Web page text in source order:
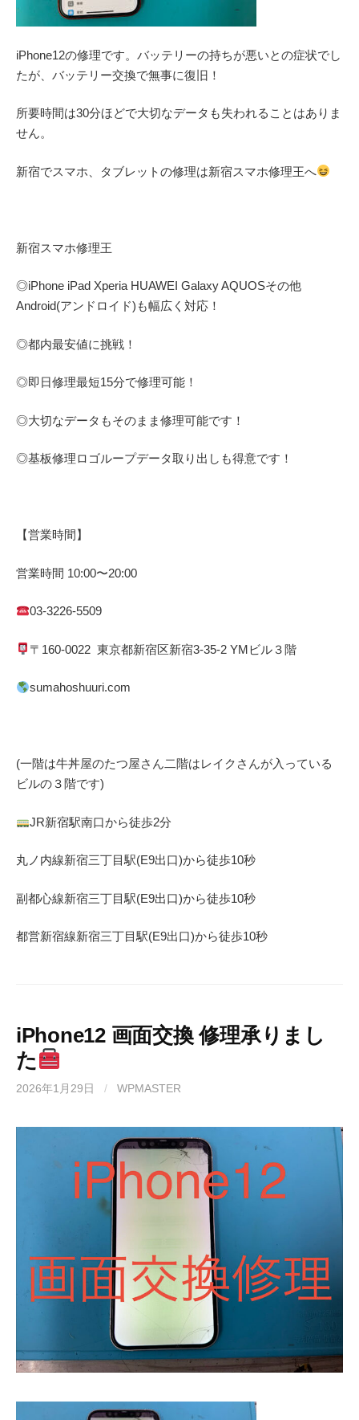
iPhone12の修理です。バッテリーの持ちが悪いとの症状でし
たが、バッテリー交換で無事に復旧！
所要時間は30分ほどで大切なデータも失われることはありま
せん。
新宿でスマホ、タブレットの修理は新宿スマホ修理王へ
新宿スマホ修理王
◎iPhone iPad Xperia HUAWEI Galaxy AQUOSその他
Android(アンドロイド) も幅広く対応！
◎都内最安値に挑戦！
◎即日修理最短15分で修理可能！
◎大切なデータもそのまま修理可能です！
◎基板修理ロゴループデータ取り出しも得意です！
【営業時間】
営業時間 10:00〜20:00
03-3226-5509
〒 160-0022 東京都新宿区新宿3-35-2 YMビル３階
sumahoshuuri.com
(一階は牛丼屋のたつ屋さん二階はレイクさんが入っている
ビルの３階です)
JR新宿駅南口から徒歩2分
丸ノ内線新宿三丁目駅(E9出口)から徒歩10秒
副都心線新宿三丁目駅(E9出口)から徒歩10秒
都営新宿線新宿三丁目駅(E9出口)から徒歩10秒
iPhone12 画面交換 修理承りまし
た
2026年1月29日 / WPMASTER